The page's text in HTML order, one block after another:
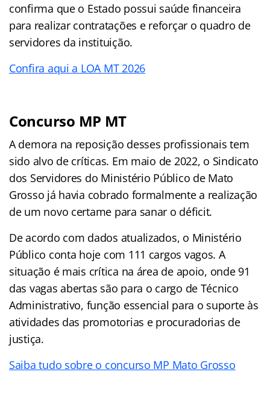
confirma que o Estado possui saúde financeira
para realizar contratações e reforçar o quadro de
servidores da instituição.
Confira aqui a LOA MT 2026
Concurso MP MT
A demora na reposição desses profissionais tem
sido alvo de críticas. Em maio de 2022, o Sindicato
dos Servidores do Ministério Público de Mato
Grosso já havia cobrado formalmente a realização
de um novo certame para sanar o déficit.
De acordo com dados atualizados, o Ministério
Público conta hoje com 111 cargos vagos. A
situação é mais crítica na área de apoio, onde 91
das vagas abertas são para o cargo de Técnico
Administrativo, função essencial para o suporte às
atividades das promotorias e procuradorias de
justiça.
Saiba tudo sobre o concurso MP Mato Grosso